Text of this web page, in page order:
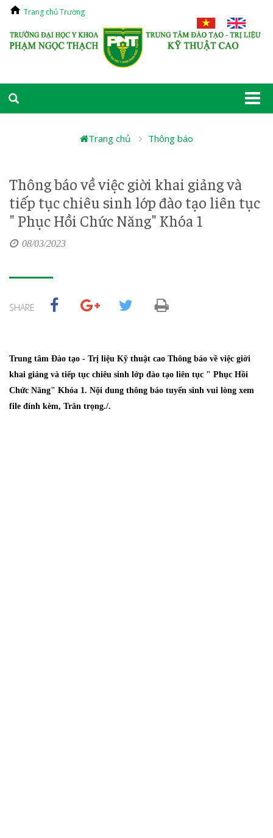
Trang chủ Trường
Trang chủ Thông báo
Thông báo về việc giời khai giảng và
tiếp tục chiêu sinh lớp đào tạo liên tục
" Phục Hồi Chức Năng" Khóa 1
08/03/2023
SHARE
Trung tâm Đào tạo - Trị liệu Kỹ thuật cao Thông báo về việc giời
khai giảng và tiếp tục chiêu sinh lớp đào tạo liên tục " Phục Hồi
Chức Năng" Khóa 1. Nội dung thông báo tuyển sinh vui lòng xem
file đính kèm, Trân trọng./.